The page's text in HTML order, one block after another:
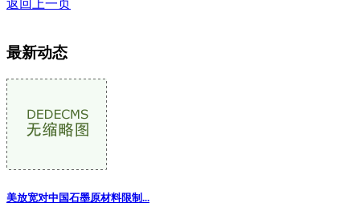
返回上一页
最新动态
美放宽对中国石墨原材料限制 ...